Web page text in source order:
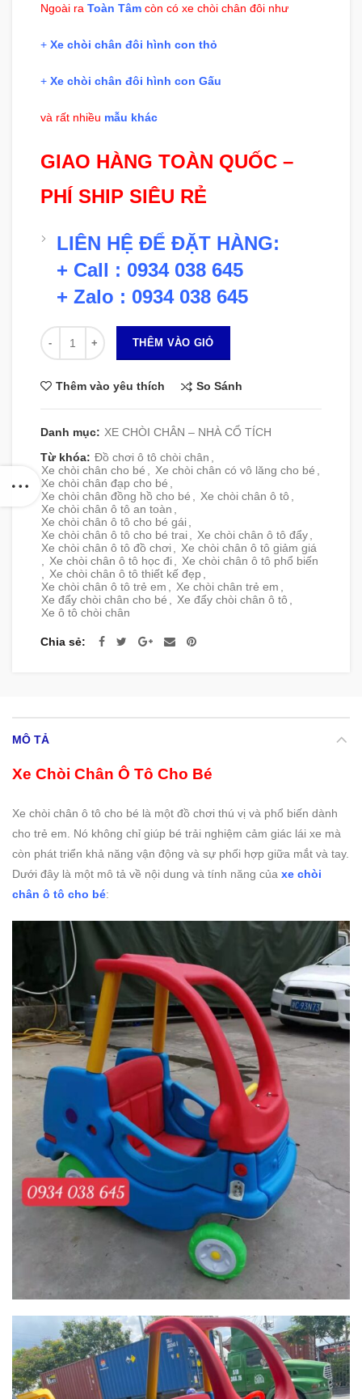
Ngoài ra Toàn Tâm còn có xe chòi chân đôi như
+ Xe chòi chân đôi hình con thỏ
+ Xe chòi chân đôi hình con Gấu
và rất nhiều mẫu khác
GIAO HÀNG TOÀN QUỐC –
PHÍ SHIP SIÊU RẺ
LIÊN HỆ ĐỂ ĐẶT HÀNG:
+ Call : 0934 038 645
+ Zalo : 0934 038 645
Số lượng
THÊM VÀO GIỎ
Thêm vào yêu thích So Sánh
Danh mục: XE CHÒI CHÂN – NHÀ CỔ TÍCH
Từ khóa: Đồ chơi ô tô chòi chân
Xe chòi chân cho bé
Xe chòi chân có vô lăng cho bé
Xe chòi chân đạp cho bé
Xe chòi chân đồng hồ cho bé
Xe chòi chân ô tô
Xe chòi chân ô tô an toàn
Xe chòi chân ô tô cho bé gái
Xe chòi chân ô tô cho bé trai
Xe chòi chân ô tô đẩy
Xe chòi chân ô tô đồ chơi
Xe chòi chân ô tô giảm giá
Xe chòi chân ô tô học đi
Xe chòi chân ô tô phổ biến
Xe chòi chân ô tô thiết kế đẹp
Xe chòi chân ô tô trẻ em
Xe chòi chân trẻ em
Xe đẩy chòi chân cho bé
Xe đẩy chòi chân ô tô
Xe ô tô chòi chân
Chia sẻ
MÔ TẢ
Xe Chòi Chân Ô Tô Cho Bé
Xe chòi chân ô tô cho bé là một đồ chơi thú vị và phổ biến dành
cho trẻ em. Nó không chỉ giúp bé trải nghiệm cảm giác lái xe mà
còn phát triển khả năng vận động và sự phối hợp giữa mắt và tay.
Dưới đây là một mô tả về nội dung và tính năng của xe chòi
chân ô tô cho bé: